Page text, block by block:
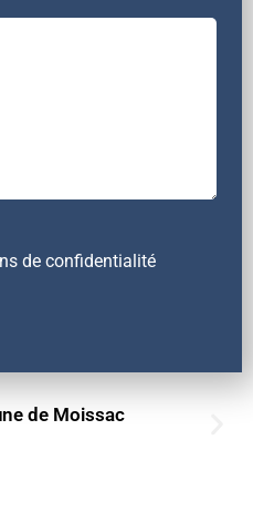
de confidentialité
de Moissac